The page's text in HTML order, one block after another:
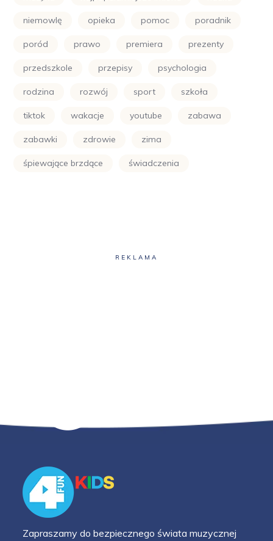
niemowlę opieka pomoc poradnik
poród prawo premiera prezenty
przedszkole przepisy psychologia
rodzina rozwój sport szkoła
tiktok wakacje youtube zabawa
zabawki zdrowie zima
śpiewające brzdące świadczenia
REKLAMA
Zapraszamy do bezpiecznego świata muzycznej